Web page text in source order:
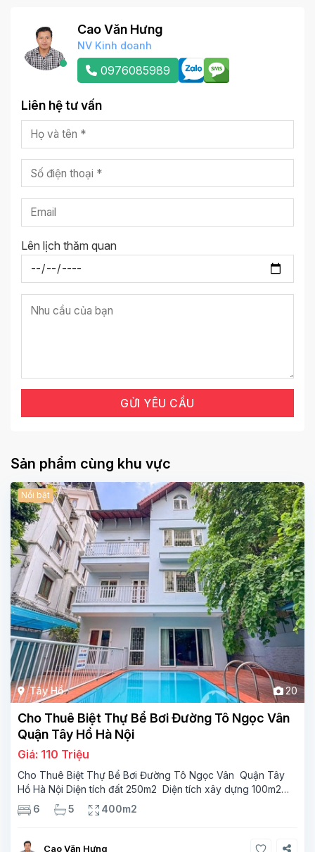
Cao Văn Hưng
NV Kinh doanh
0976085989
Liên hệ tư vấn
Lên lịch thăm quan
Sản phẩm cùng khu vực
Tây Hồ 20
Nổi bật
Cho Thuê Biệt Thự Bể Bơi Đường Tô Ngọc Vân
Quận Tây Hồ Hà Nội
Giá: 110 Triệu
Cho Thuê Biệt Thự Bể Bơi Đường Tô Ngọc Vân Quận Tây
Hồ Hà Nội Diện tích đất 250m2 Diện tích xây dựng 100m2
Xây 4 tầng, 6 phòng ngủ 5 phòng tắm Tầng 1, , phòng
khách , phòng bếp-1wc Tầng 2, 2 phòng
6 5 400m2
Cao Văn Hưng